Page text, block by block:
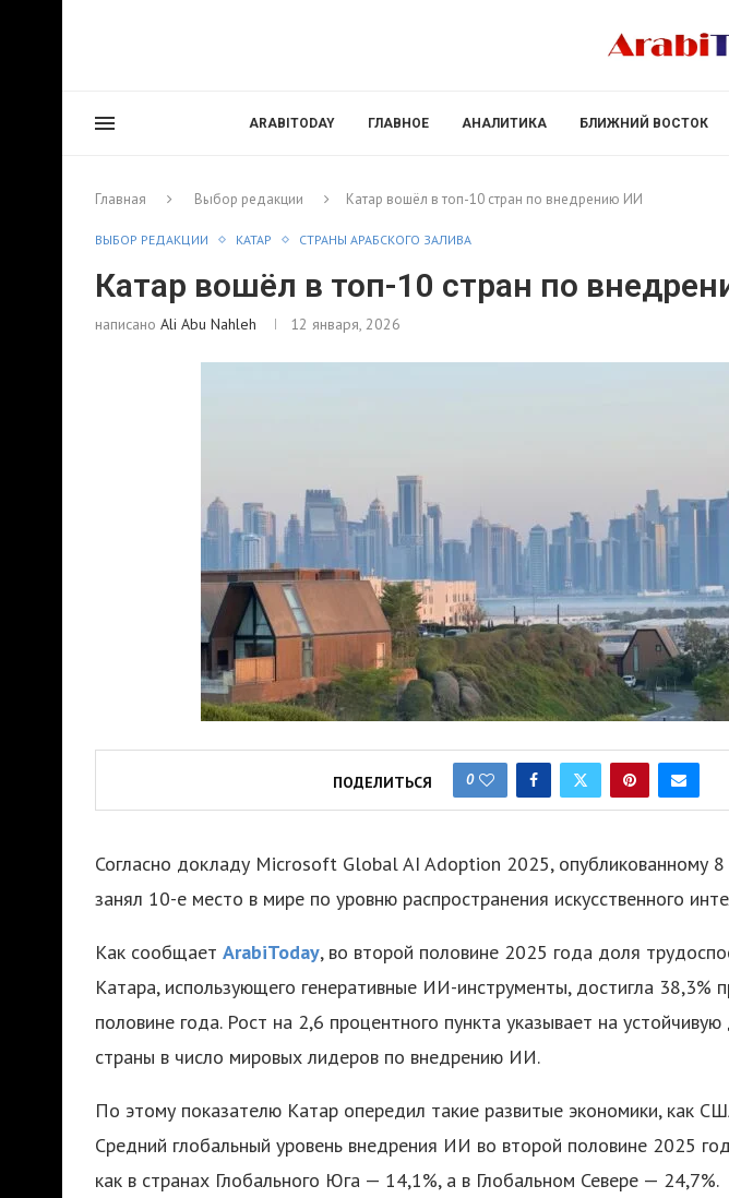
ARABITODAY ГЛАВНОЕ АНАЛИТИКА БЛИЖНИЙ ВОСТОК
Главная Выбор редакции Катар вошёл в топ-10 стран по внедрению ИИ
ВЫБОР РЕДАКЦИИ КАТАР СТРАНЫ АРАБСКОГО ЗАЛИВА
Катар вошёл в топ-10 стран по
написано Ali Abu Nahleh 12 января, 2026
ПОДЕЛИТЬСЯ 0
Согласно докладу Microsoft Global AI Adoption 2025, опубликованному
занял 10-е место в мире по уровню распространения искусственного
Как сообщает ArabiToday, во второй половине 2025 года доля
Катара, использующего генеративные ИИ-инструменты, достигла 38,3%
половине года. Рост на 2,6 процентного пункта указывает на
страны в число мировых лидеров по внедрению ИИ.
По этому показателю Катар опередил такие развитые экономики, как
Средний глобальный уровень внедрения ИИ во второй половине 2025
как в странах Глобального Юга — 14,1%, а в Глобальном Севере — 24,7%.